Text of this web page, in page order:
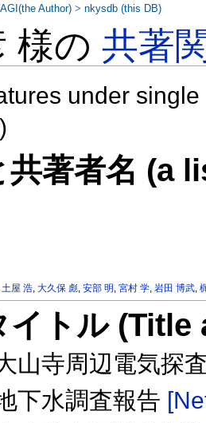
様の共著
under
)
共著者名 (a
土屋 浩,大久保 彪,安部 明 ,宮村 学,岩田 博武,
イトル
山寺周辺電気探
下水調査報告
Author) >nkysdb (this DB)